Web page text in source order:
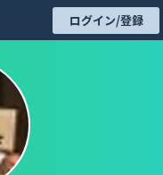
ログイン/登録